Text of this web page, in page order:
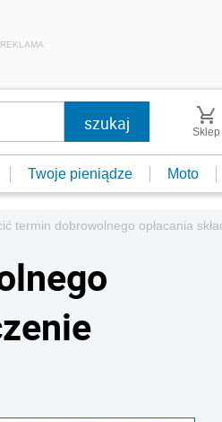
REKLAMA
Sklep
Twoje pieniądze Moto
termin dobrowolnego opłacania